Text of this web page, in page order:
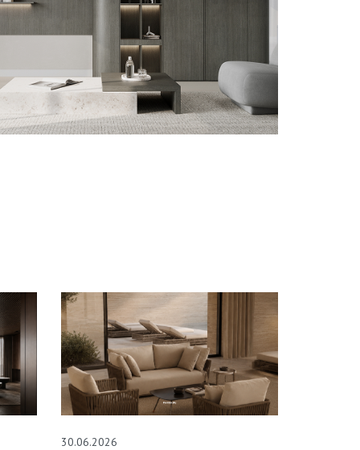
30.06.2026